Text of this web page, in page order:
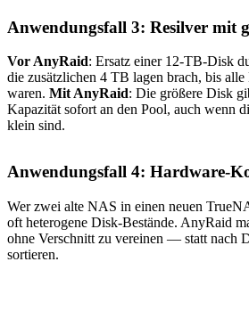
Anwendungsfall 3: Resilver mit
Vor AnyRaid: Ersatz einer 12-TB-Disk
die zusätzlichen 4 TB lagen brach, bis alle
waren. Mit AnyRaid: Die größere Disk
Kapazität sofort an den Pool, auch wenn
klein sind.
Anwendungsfall 4: Hardware-
Wer zwei alte NAS in einen neuen
oft heterogene Disk-Bestände. AnyRaid
ohne Verschnitt zu vereinen — statt nach
sortieren.